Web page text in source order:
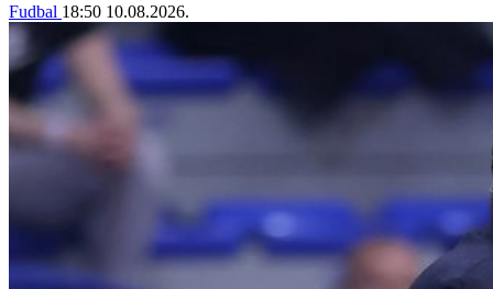
Fudbal 18:50 10.08.2026.